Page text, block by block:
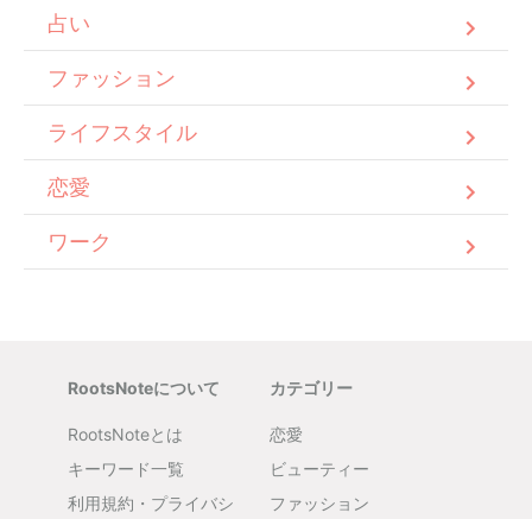
占い
ファッション
ライフスタイル
恋愛
ワーク
RootsNoteについて
RootsNoteとは
キーワード一覧
利用規約・プライバシ
カテゴリー
恋愛
ビューティー
ファッション